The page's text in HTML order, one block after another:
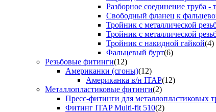
Разборное соединение труба -
Свободный фланец к
Тройник с металлической
Тройник с металлической
Тройник с накидной гайкой(4)
Фальцевый бурт(6)
Резьбовые фитинги(12)
Американки (сгоны)(12)
Американка в/н ITAP(12)
Металлопластиковые фитинги(2)
Пресс-фитинги для металлопластиковых
Фитинг ITAP Multi-fit 510(2)